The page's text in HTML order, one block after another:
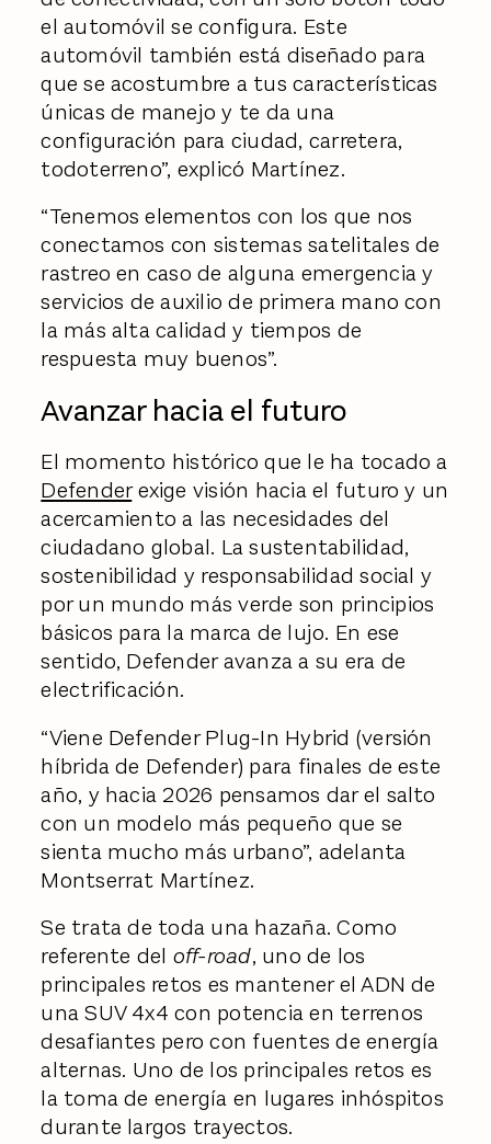
el automóvil se configura. Este
automóvil también está diseñado para
que se acostumbre a tus características
únicas de manejo y te da una
configuración para ciudad, carretera,
todoterreno”, explicó Martínez.
“Tenemos elementos con los que nos
conectamos con sistemas satelitales de
rastreo en caso de alguna emergencia y
servicios de auxilio de primera mano con
la más alta calidad y tiempos de
respuesta muy buenos”.
Avanzar hacia el futuro
El momento histórico que le ha tocado a
Defenderexige visión hacia el futuro y un
acercamiento a las necesidades del
ciudadano global. La sustentabilidad,
sostenibilidad y responsabilidad social y
por un mundo más verde son principios
básicos para la marca de lujo. En ese
sentido, Defender avanza a su era de
electrificación.
“Viene Defender Plug-In Hybrid (versión
híbrida de Defender) para finales de este
año, y hacia 2026 pensamos dar el salto
con un modelo más pequeño que se
sienta mucho más urbano”, adelanta
Montserrat Martínez.
Se trata de toda una hazaña. Como
referente del off-road, uno de los
principales retos es mantener el ADN de
una SUV 4x4 con potencia en terrenos
desafiantes pero con fuentes de energía
alternas. Uno de los principales retos es
la toma de energía en lugares inhóspitos
durante largos trayectos.